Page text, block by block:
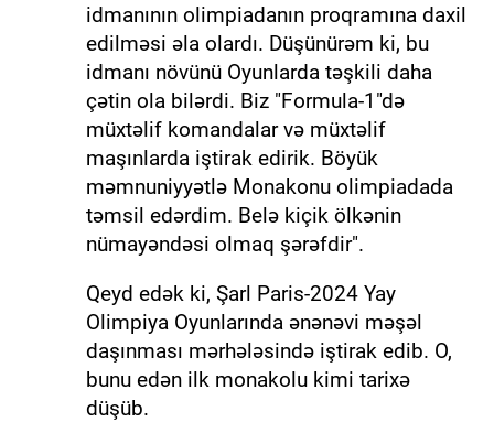
idmanının olimpiadanın proqramına daxil
edilməsi əla olardı. Düşünürəm ki, bu
idmanı növünü Oyunlarda təşkili daha
çətin ola bilərdi. Biz "Formula-1"də
müxtəlif komandalar və müxtəlif
maşınlarda iştirak edirik. Böyük
məmnuniyyətlə Monakonu olimpiadada
təmsil edərdim. Belə kiçik ölkənin
nümayəndəsi olmaq şərəfdir".
Qeyd edək ki, Şarl Paris-2024 Yay
Olimpiya Oyunlarında ənənəvi məşəl
daşınması mərhələsində iştirak edib. O,
bunu edən ilk monakolu kimi tarixə
düşüb.